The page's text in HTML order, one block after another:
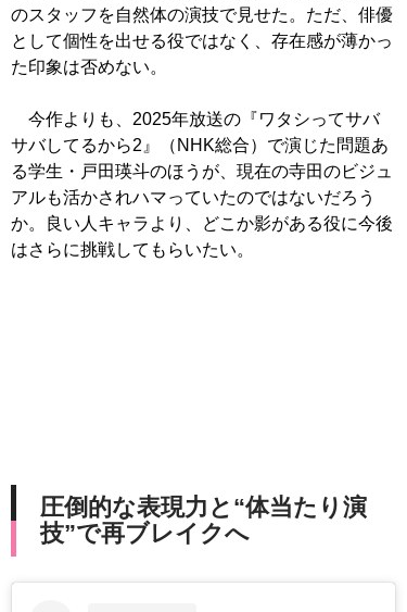
のスタッフを自然体の演技で見せた。ただ、俳優
として個性を出せる役ではなく、存在感が薄かっ
た印象は否めない。
今作よりも、2025年放送の『ワタシってサバ
サバしてるから2』（NHK総合）で演じた問題あ
る学生・戸田瑛斗のほうが、現在の寺田のビジュ
アルも活かされハマっていたのではないだろう
か。良い人キャラより、どこか影がある役に今後
はさらに挑戦してもらいたい。
圧倒的な表現力と“体当たり演
技”で再ブレイクへ